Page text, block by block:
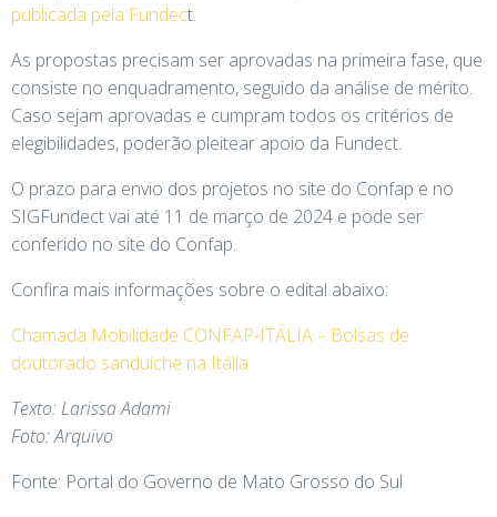
publicada pela Fundect.
As propostas precisam ser aprovadas na primeira fase, que
consiste no enquadramento, seguido da análise de mérito.
Caso sejam aprovadas e cumpram todos os critérios de
elegibilidades, poderão pleitear apoio da Fundect.
O prazo para envio dos projetos no site do Confap e no
SIGFundect vai até 11 de março de 2024 e pode ser
conferido no site do Confap.
Confira mais informações sobre o edital abaixo:
Chamada Mobilidade CONFAP-ITÁLIA – Bolsas de
doutorado sanduíche na Itália
Texto: Larissa Adami
Foto: Arquivo
Fonte: Portal do Governo de Mato Grosso do Sul